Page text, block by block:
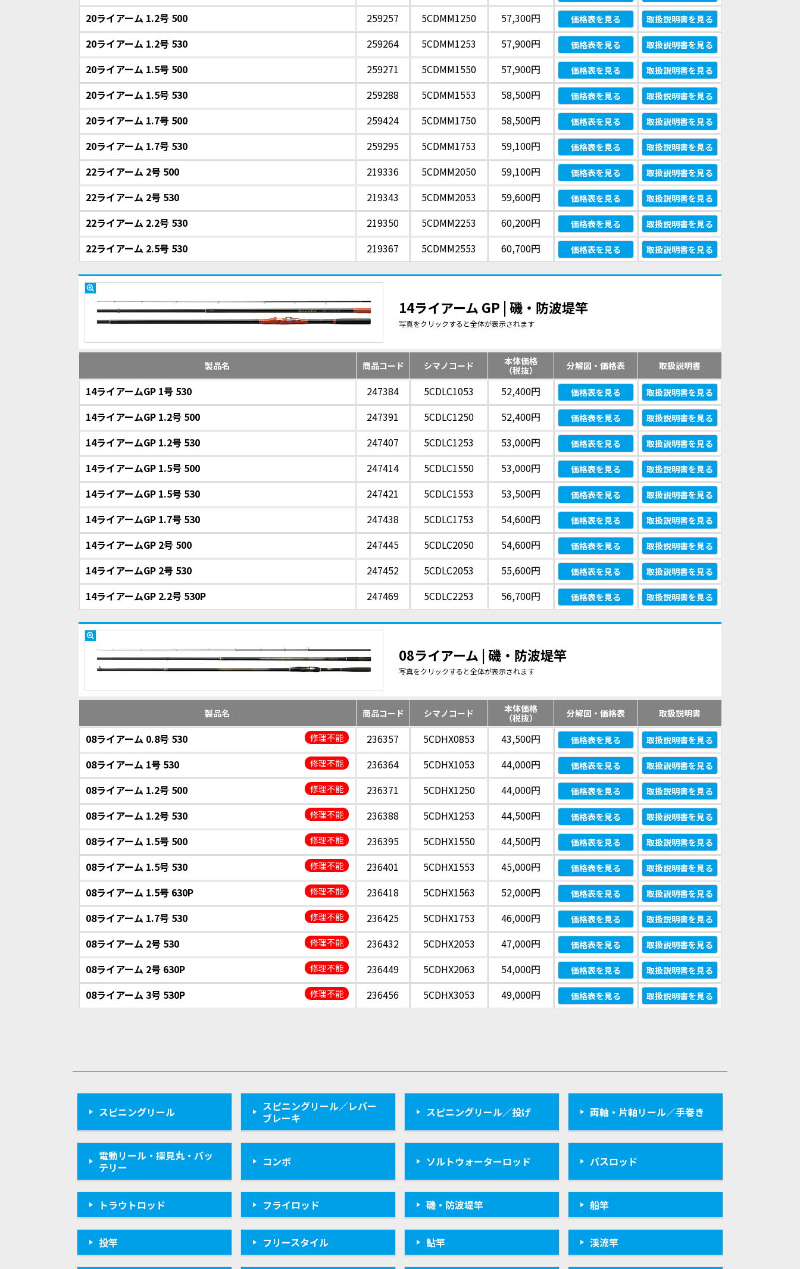
20ライアーム 1.2号 500 259257 5CDMM1250 57,300円 価格表を見る 取扱説明書を見る
20ライアーム 1.2号 530 259264 5CDMM1253 57,900円 価格表を見る 取扱説明書を見る
20ライアーム 1.5号 500 259271 5CDMM1550 57,900円 価格表を見る 取扱説明書を見る
20ライアーム 1.5号 530 259288 5CDMM1553 58,500円 価格表を見る 取扱説明書を見る
20ライアーム 1.7号 500 259424 5CDMM1750 58,500円 価格表を見る 取扱説明書を見る
20ライアーム 1.7号 530 259295 5CDMM1753 59,100円 価格表を見る 取扱説明書を見る
22ライアーム 2号 500 219336 5CDMM2050 59,100円 価格表を見る 取扱説明書を見る
22ライアーム 2号 530 219343 5CDMM2053 59,600円 価格表を見る 取扱説明書を見る
22ライアーム 2.2号 530 219350 5CDMM2253 60,200円 価格表を見る 取扱説明書を見る
22ライアーム 2.5号 530 219367 5CDMM2553 60,700円 価格表を見る 取扱説明書を見る
14ライアーム GP | 磯・防波堤竿
写真をクリックすると全体が表示されます
製品名 商品コード シマノコード
本体価格
（税抜）
分解図・価格表 取扱説明書
14ライアームGP 1号 530 247384 5CDLC1053 52,400円 価格表を見る 取扱説明書を見る
14ライアームGP 1.2号 500 247391 5CDLC1250 52,400円 価格表を見る 取扱説明書を見る
14ライアームGP 1.2号 530 247407 5CDLC1253 53,000円 価格表を見る 取扱説明書を見る
14ライアームGP 1.5号 500 247414 5CDLC1550 53,000円 価格表を見る 取扱説明書を見る
14ライアームGP 1.5号 530 247421 5CDLC1553 53,500円 価格表を見る 取扱説明書を見る
14ライアームGP 1.7号 530 247438 5CDLC1753 54,600円 価格表を見る 取扱説明書を見る
14ライアームGP 2号 500 247445 5CDLC2050 54,600円 価格表を見る 取扱説明書を見る
14ライアームGP 2号 530 247452 5CDLC2053 55,600円 価格表を見る 取扱説明書を見る
14ライアームGP 2.2号 530P 247469 5CDLC2253 56,700円 価格表を見る 取扱説明書を見る
08ライアーム | 磯・防波堤竿
写真をクリックすると全体が表示されます
製品名 商品コード シマノコード
本体価格
（税抜）
分解図・価格表 取扱説明書
08ライアーム 0.8号 530 修理不能 236357 5CDHX0853 43,500円 価格表を見る 取扱説明書を見る
08ライアーム 1号 530 修理不能 236364 5CDHX1053 44,000円 価格表を見る 取扱説明書を見る
08ライアーム 1.2号 500 修理不能 236371 5CDHX1250 44,000円 価格表を見る 取扱説明書を見る
08ライアーム 1.2号 530 修理不能 236388 5CDHX1253 44,500円 価格表を見る 取扱説明書を見る
08ライアーム 1.5号 500 修理不能 236395 5CDHX1550 44,500円 価格表を見る 取扱説明書を見る
08ライアーム 1.5号 530 修理不能 236401 5CDHX1553 45,000円 価格表を見る 取扱説明書を見る
08ライアーム 1.5号 630P 修理不能 236418 5CDHX1563 52,000円 価格表を見る 取扱説明書を見る
08ライアーム 1.7号 530 修理不能 236425 5CDHX1753 46,000円 価格表を見る 取扱説明書を見る
08ライアーム 2号 530 修理不能 236432 5CDHX2053 47,000円 価格表を見る 取扱説明書を見る
08ライアーム 2号 630P 修理不能 236449 5CDHX2063 54,000円 価格表を見る 取扱説明書を見る
08ライアーム 3号 530P 修理不能 236456 5CDHX3053 49,000円 価格表を見る 取扱説明書を見る
スピニングリール
スピニングリール／レバー
ブレーキ
スピニングリール／投げ 両軸・片軸リール／手巻き
電動リール・探見丸・バッ
テリー
コンボ ソルトウォーターロッド バスロッド
トラウトロッド フライロッド 磯・防波堤竿 船竿
投竿 フリースタイル 鮎竿 渓流竿